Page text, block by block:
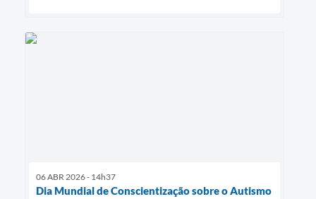
06 ABR 2026 - 14h37
Dia Mundial de Conscientização sobre o Autismo